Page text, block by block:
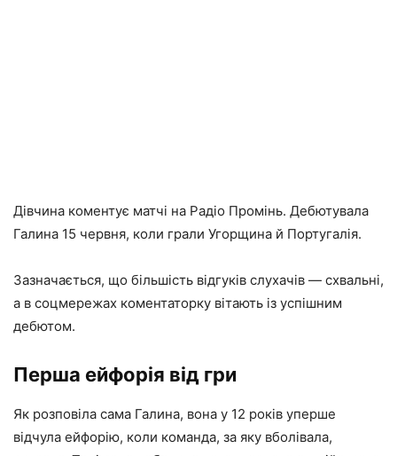
Дівчина коментує матчі на Радіо Промінь. Дебютувала
Галина 15 червня, коли грали Угорщина й Португалія.
Зазначається, що більшість відгуків слухачів — схвальні,
а в соцмережах коментаторку вітають із успішним
дебютом.
Перша ейфорія від гри
Як розповіла сама Галина, вона у 12 років уперше
відчула ейфорію, коли команда, за яку вболівала,